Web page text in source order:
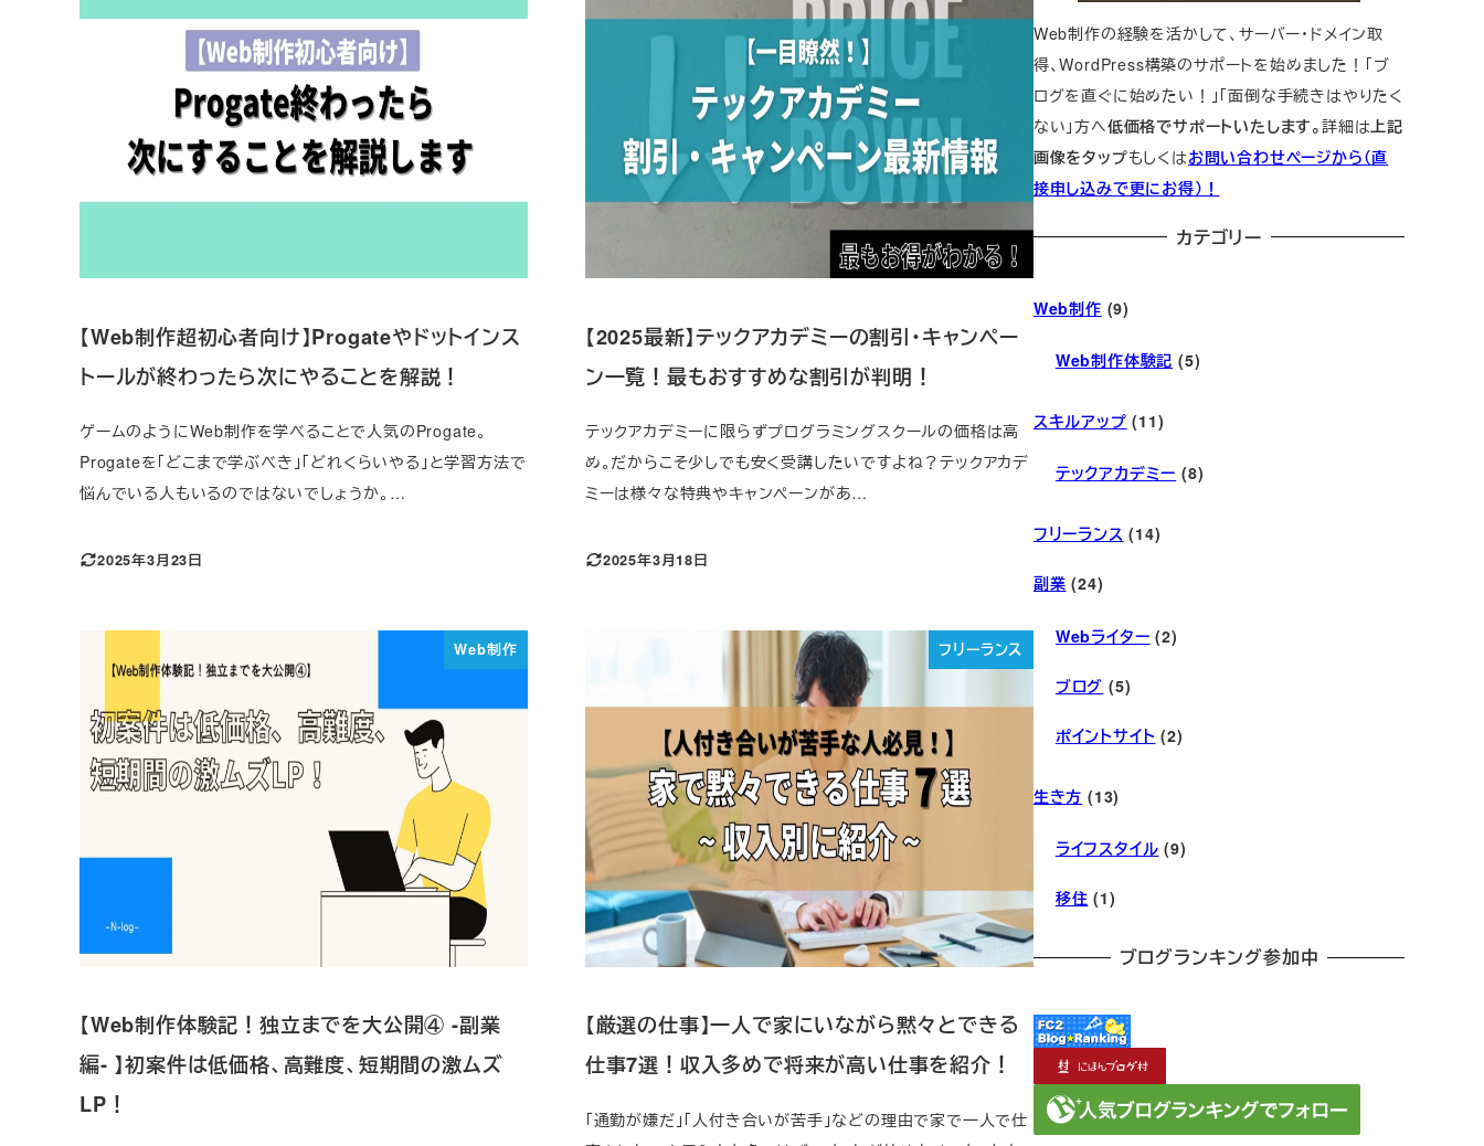
【Web制作超初心者向け】Progateやドットインス
トールが終わったら次にやることを解説！
ゲームのようにWeb制作を学べることで人気のProgate。
Progateを「どこまで学ぶべき」「どれくらいやる」と学習方法で
悩んでいる人もいるのではないでしょうか。…
2025年3月23日
【2025最新】テックアカデミーの割引・キャンペー
ン一覧！最もおすすめな割引が判明！
テックアカデミーに限らずプログラミングスクールの価格は高
め。だからこそ少しでも安く受講したいですよね？テックアカデ
ミーは様々な特典やキャンペーンがあ…
2025年3月18日
Web制作
【Web制作体験記！独立までを大公開④ -副業
編- 】初案件は低価格、高難度、短期間の激ムズ
LP！
フリーランス
【厳選の仕事】一人で家にいながら黙々とできる
仕事7選！収入多めで将来が高い仕事を紹介！
「通勤が嫌だ」「人付き合いが苦手」などの理由で家で一人で仕
Web制作の経験を活かして、サーバー・ドメイン取
得、WordPress構築のサポートを始めました！「ブ
ログを直ぐに始めたい！」「面倒な手続きはやりたく
ない」方へ低価格でサポートいたします。詳細は上記
画像をタップもしくはお問い合わせページから（直
接申し込みで更にお得）！
カテゴリー
Web制作 (9)
Web制作体験記 (5)
スキルアップ (11)
テックアカデミー (8)
フリーランス (14)
副業 (24)
Webライター (2)
ブログ (5)
ポイントサイト (2)
生き方 (13)
ライフスタイル (9)
移住 (1)
ブログランキング参加中